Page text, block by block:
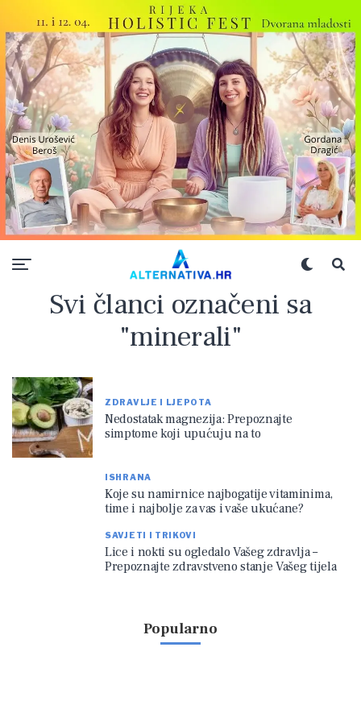
Svi članci označeni sa
"minerali"
ZDRAVLJE I LJEPOTA
Nedostatak magnezija: Prepoznajte
simptome koji upućuju na to
ISHRANA
Koje su namirnice najbogatije vitaminima,
time i najbolje za vas i vaše ukućane?
SAVJETI I TRIKOVI
Lice i nokti su ogledalo Vašeg zdravlja –
Prepoznajte zdravstveno stanje Vašeg tijela
Popularno